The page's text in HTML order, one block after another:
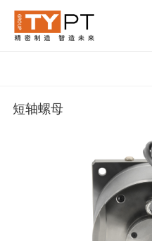
短轴螺母